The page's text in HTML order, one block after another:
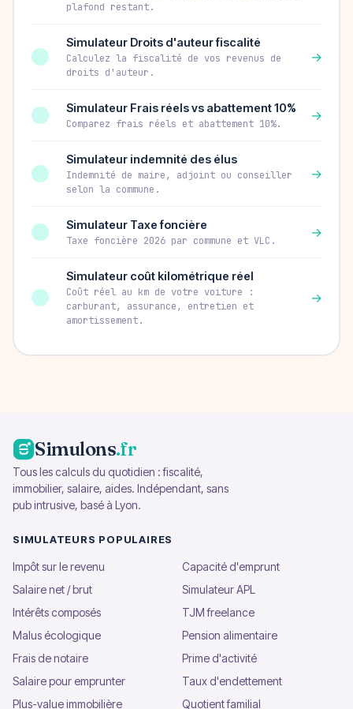
plafond restant.
Simulateur Droits d'auteur fiscalité
Calculez la fiscalité de vos revenus de
droits d'auteur.
→
Simulateur Frais réels vs abattement 10%
Comparez frais réels et abattement 10%.
→
Simulateur indemnité des élus
Indemnité de maire, adjoint ou conseiller
selon la commune.
→
Simulateur Taxe foncière
Taxe foncière 2026 par commune et VLC.
→
Simulateur coût kilométrique réel
Coût réel au km de votre voiture :
carburant, assurance, entretien et
amortissement.
→
Simulons.fr
Tous les calculs du quotidien : fiscalité,
immobilier, salaire, aides. Indépendant, sans
pub intrusive, basé à Lyon.
SIMULATEURS POPULAIRES
Impôt sur le revenu
Capacité d'emprunt
Salaire net / brut
Simulateur APL
Intérêts composés
TJM freelance
Malus écologique
Pension alimentaire
Frais de notaire
Prime d'activité
Salaire pour emprunter
Taux d'endettement
Plus-value immobilière
Quotient familial